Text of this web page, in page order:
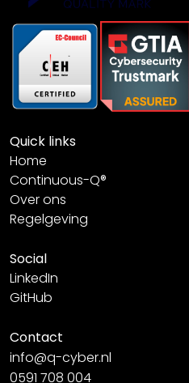
Quick links
Home
Continuous-Q®
Over ons
Regelgeving
Social
LinkedIn
GitHub
Contact
info@q-cyber.nl
0591 708 004